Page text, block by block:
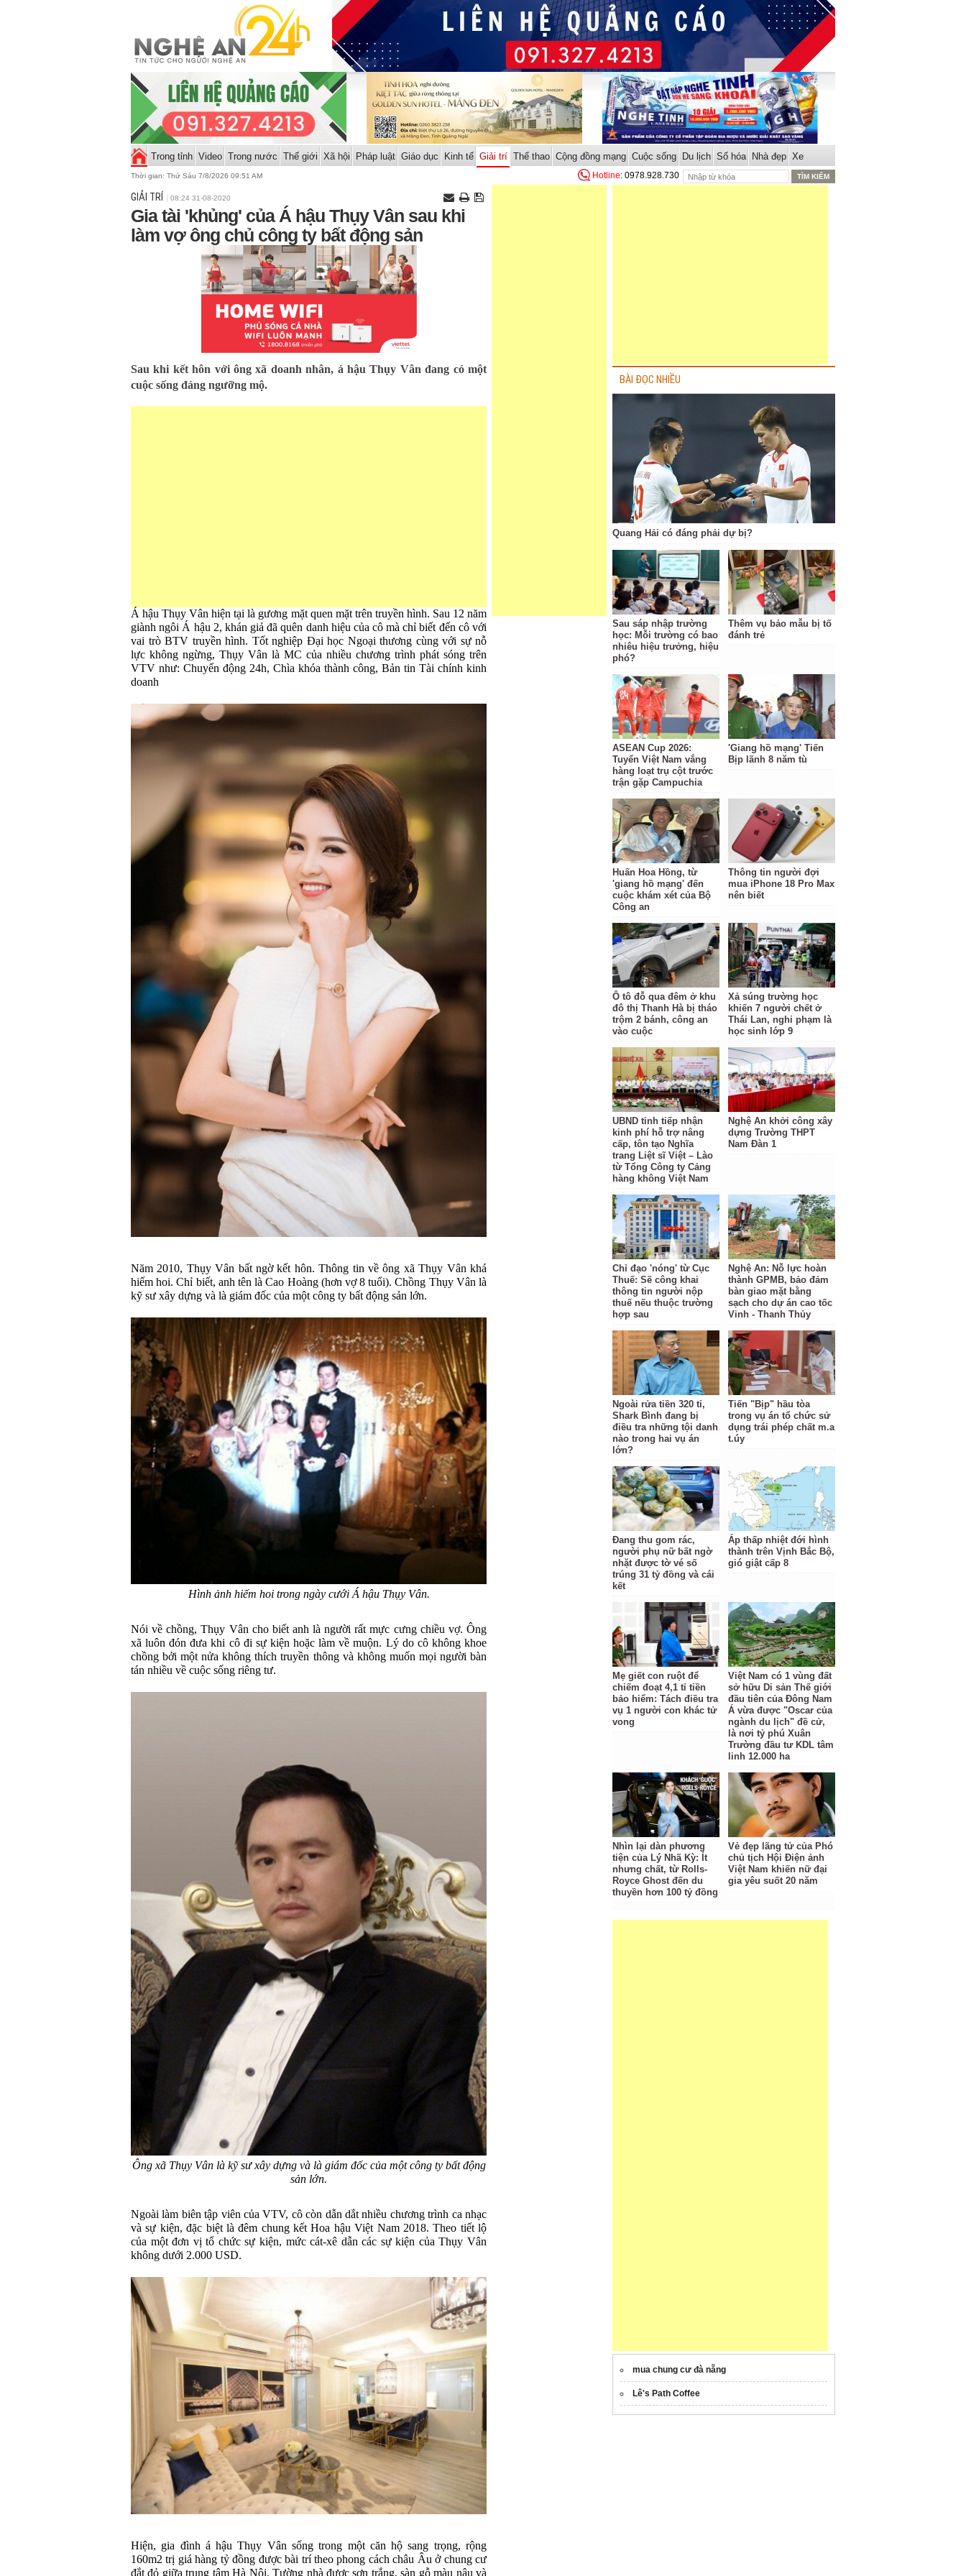
Trong tỉnh Video Trong nước Thế giới Xã hội Pháp luật Giáo dục Kinh tế Giải trí Thể thao Cộng đồng mạng Cuộc sống Du lịch Số hóa Nhà đẹp Xe
Thời gian: Thứ Sáu 7/8/2026 09:51 AM Hotline: 0978.928.730
GIẢI TRÍ 08:24 31-08-2020
Gia tài 'khủng' của Á hậu Thụy Vân sau khi
làm vợ ông chủ công ty bất động sản
Sau khi kết hôn với ông xã doanh nhân, á hậu Thụy Vân đang có một
cuộc sống đáng ngưỡng mộ.
Á hậu Thụy Vân hiện tại là gương mặt quen mặt trên truyền hình. Sau 12 năm
giành ngôi Á hậu 2, khán giả đã quên danh hiệu của cô mà chỉ biết đến cô với
vai trò BTV truyền hình. Tốt nghiệp Đại học Ngoại thương cùng với sự nỗ
lực không ngừng, Thụy Vân là MC của nhiều chương trình phát sóng trên
VTV như: Chuyển động 24h, Chìa khóa thành công, Bản tin Tài chính kinh
doanh
Năm 2010, Thụy Vân bất ngờ kết hôn. Thông tin về ông xã Thụy Vân khá
hiếm hoi. Chỉ biết, anh tên là Cao Hoàng (hơn vợ 8 tuổi). Chồng Thụy Vân là
kỹ sư xây dựng và là giám đốc của một công ty bất động sản lớn.
Hình ảnh hiếm hoi trong ngày cưới Á hậu Thụy Vân.
Nói về chồng, Thụy Vân cho biết anh là người rất mực cưng chiều vợ. Ông
xã luôn đón đưa khi cô đi sự kiện hoặc làm về muộn. Lý do cô không khoe
chồng bởi một nửa không thích truyền thông và không muốn mọi người bàn
tán nhiều về cuộc sống riêng tư.
Ông xã Thụy Vân là kỹ sư xây dựng và là giám đốc của một công ty bất động
sản lớn.
Ngoài làm biên tập viên của VTV, cô còn dẫn dắt nhiều chương trình ca nhạc
và sự kiện, đặc biệt là đêm chung kết Hoa hậu Việt Nam 2018. Theo tiết lộ
của một đơn vị tổ chức sự kiện, mức cát-xê dẫn các sự kiện của Thụy Vân
không dưới 2.000 USD.
Hiện, gia đình á hậu Thụy Vân sống trong một căn hộ sang trọng, rộng
160m2 trị giá hàng tỷ đồng được bài trí theo phong cách châu Âu ở chung cư
đắt đỏ giữa trung tâm Hà Nội. Tường nhà được sơn trắng, sàn gỗ màu nâu và
BÀI ĐỌC NHIỀU
Quang Hải có đáng phải dự bị?
Sau sáp nhập trường
học: Mỗi trường có bao
nhiêu hiệu trưởng, hiệu
phó?
Thêm vụ bảo mẫu bị tố
đánh trẻ
ASEAN Cup 2026:
Tuyển Việt Nam vắng
hàng loạt trụ cột trước
trận gặp Campuchia
'Giang hồ mạng' Tiến
Bịp lãnh 8 năm tù
Huấn Hoa Hồng, từ
'giang hồ mạng' đến
cuộc khám xét của Bộ
Công an
Thông tin người đợi
mua iPhone 18 Pro Max
nên biết
Ô tô đỗ qua đêm ở khu
đô thị Thanh Hà bị tháo
trộm 2 bánh, công an
vào cuộc
Xả súng trường học
khiến 7 người chết ở
Thái Lan, nghi phạm là
học sinh lớp 9
UBND tỉnh tiếp nhận
kinh phí hỗ trợ nâng
cấp, tôn tạo Nghĩa
trang Liệt sĩ Việt – Lào
từ Tổng Công ty Cảng
hàng không Việt Nam
Nghệ An khởi công xây
dựng Trường THPT
Nam Đàn 1
Chỉ đạo 'nóng' từ Cục
Thuế: Sẽ công khai
thông tin người nộp
thuế nếu thuộc trường
hợp sau
Nghệ An: Nỗ lực hoàn
thành GPMB, bảo đảm
bàn giao mặt bằng
sạch cho dự án cao tốc
Vinh - Thanh Thủy
Ngoài rửa tiền 320 tỉ,
Shark Bình đang bị
điều tra những tội danh
nào trong hai vụ án
lớn?
Tiến "Bịp" hầu tòa
trong vụ án tổ chức sử
dụng trái phép chất m.a
t.úy
Đang thu gom rác,
người phụ nữ bất ngờ
nhặt được tờ vé số
trúng 31 tỷ đồng và cái
kết
Áp thấp nhiệt đới hình
thành trên Vịnh Bắc Bộ,
gió giật cấp 8
Mẹ giết con ruột để
chiếm đoạt 4,1 tỉ tiền
bảo hiểm: Tách điều tra
vụ 1 người con khác tử
vong
Việt Nam có 1 vùng đất
sở hữu Di sản Thế giới
đầu tiên của Đông Nam
Á vừa được "Oscar của
ngành du lịch" đề cử,
là nơi tỷ phú Xuân
Trường đầu tư KDL tâm
linh 12.000 ha
Nhìn lại dàn phương
tiện của Lý Nhã Kỳ: Ít
nhưng chất, từ Rolls-
Royce Ghost đến du
thuyền hơn 100 tỷ đồng
Vẻ đẹp lãng tử của Phó
chủ tịch Hội Điện ảnh
Việt Nam khiến nữ đại
gia yêu suốt 20 năm
mua chung cư đà nẵng
Lê's Path Coffee